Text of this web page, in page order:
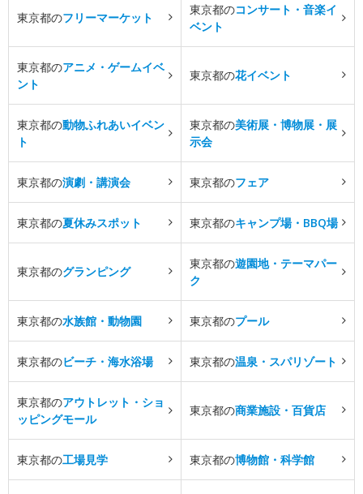
東京都のフリーマーケット
東京都のコンサート・音楽イ
ベント
東京都のアニメ・ゲームイベ
ント
東京都の花イベント
東京都の動物ふれあいイベン
ト
東京都の美術展・博物展・展
示会
東京都の演劇・講演会 東京都のフェア
東京都の夏休みスポット 東京都のキャンプ場・BBQ場
東京都のグランピング
東京都の遊園地・テーマパー
ク
東京都の水族館・動物園 東京都のプール
東京都のビーチ・海水浴場 東京都の温泉・スパリゾート
東京都のアウトレット・ショ
ッピングモール
東京都の商業施設・百貨店
東京都の工場見学 東京都の博物館・科学館